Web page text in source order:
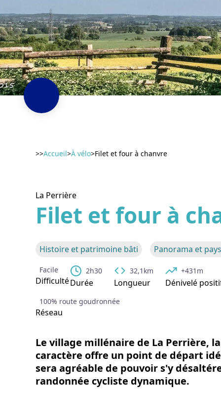
>>Accueil>À vélo>Filet et four à chanvre
La Perrière
Filet et four à
Histoire et patrimoine bâti Panorama et
Facile
Difficulté
2h30
Durée
32,1km
Longueur
+431m
Dénivelé
100% route goudronnée
Réseau
Le village millénaire de La Perrière,
caractère offre un point de départ
sera agréable de pouvoir s'y
randonnée cycliste dynamique.